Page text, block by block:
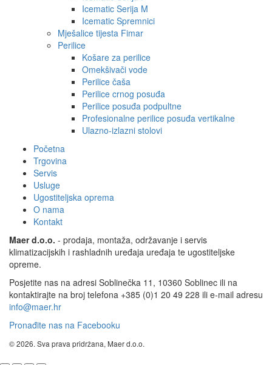
Icematic Serija M
Icematic Spremnici
Mješalice tijesta Fimar
Perilice
Košare za perilice
Omekšivači vode
Perilice čaša
Perilice crnog posuđa
Perilice posuđa podpultne
Profesionalne perilice posuđa vertikalne
Ulazno-izlazni stolovi
Početna
Trgovina
Servis
Usluge
Ugostiteljska oprema
O nama
Kontakt
Maer d.o.o. - prodaja, montaža, održavanje i servis
klimatizacijskih i rashladnih uređaja uređaja te ugostiteljske
opreme.
Posjetite nas na adresi Soblinečka 11, 10360 Soblinec ili na
kontaktirajte na broj telefona +385 (0)1 20 49 228 ili e-mail adresu
info@maer.hr
Pronađite nas na Facebooku
© 2026. Sva prava pridržana, Maer d.o.o.